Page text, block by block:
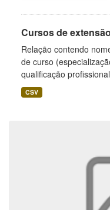
Cursos de
Relação contendo
de curso
qualificação
CSV